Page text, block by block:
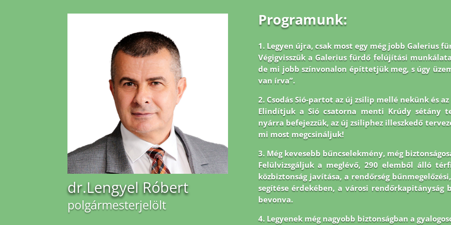
dr.Lengyel Róbert
polgármesterjelölt
Programunk:
1. Legyen újra, csak most egy még jobb Galerius
Végigvisszük a Galerius fürdő felújítási
de mi jobbszínvonalon építtetjük meg, s úgy
van írva”.
2. Csodás Sió-partot az új zsilip mellé nekünk és
Elindítjuk a Sió csatorna menti Krúdy sétány
nyárra befejezzük, az új zsiliphez illeszkedő
mi most megcsináljuk!
3. Még kevesebb bűncselekmény, még
Felülvizsgáljuk a meglévő, 290 elemből álló
közbiztonság javítása, a rendőrség
segítése érdekében, a városi rendőrkapitányság
bevonva.
4. Legyenek még nagyobb biztonságban a